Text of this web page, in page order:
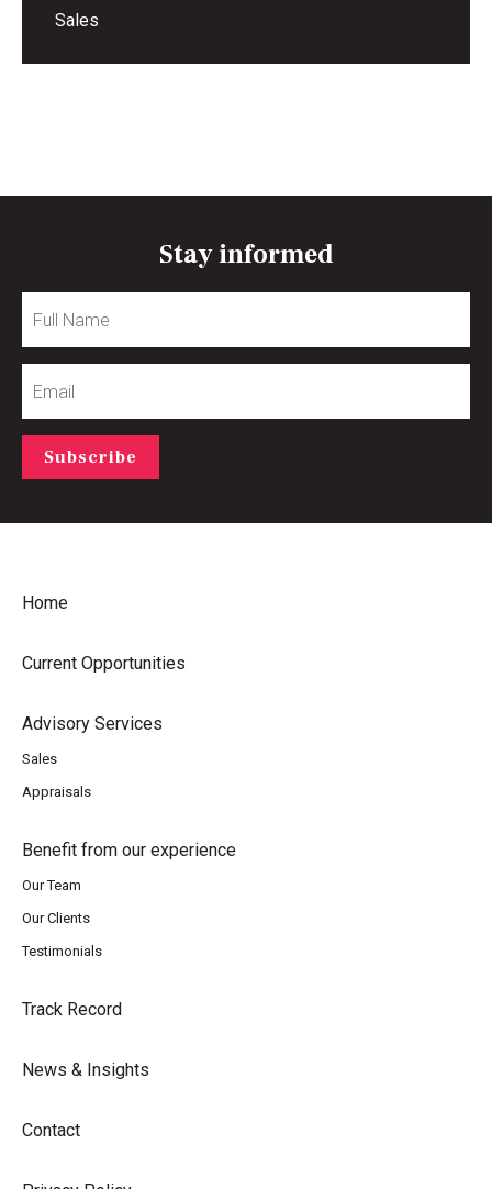
Sales
Stay informed
Name
Subscribe
Home
Current Opportunities
Advisory Services
Sales
Appraisals
Benefit from our experience
Our Team
Our Clients
Testimonials
Track Record
News & Insights
Contact